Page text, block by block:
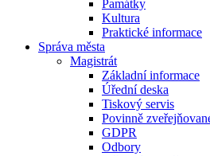
Památky
Kultura
Praktické informace
Správa města
Magistrát
Základní informace
Úřední deska
Tiskový servis
Povinně
GDPR
Odbory